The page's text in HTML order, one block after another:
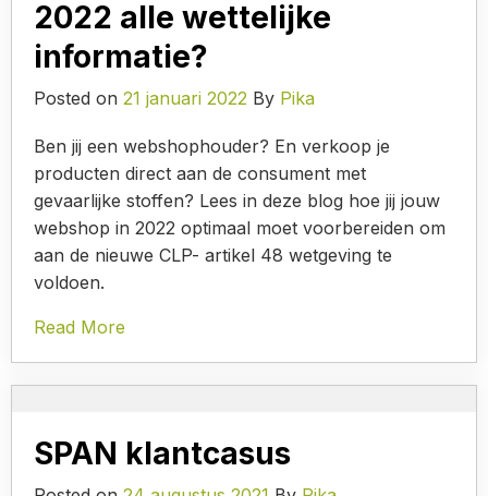
2022 alle wettelijke
informatie?
Posted on 21 januari 2022 By Pika
Ben jij een webshophouder? En verkoop je
producten direct aan de consument met
gevaarlijke stoffen? Lees in deze blog hoe jij jouw
webshop in 2022 optimaal moet voorbereiden om
aan de nieuwe CLP- artikel 48 wetgeving te
voldoen.
Read More
SPAN klantcasus